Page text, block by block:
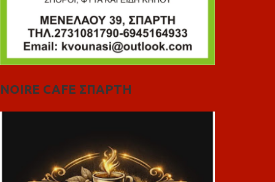
NOIRE CAFE ΣΠΑΡΤΗ